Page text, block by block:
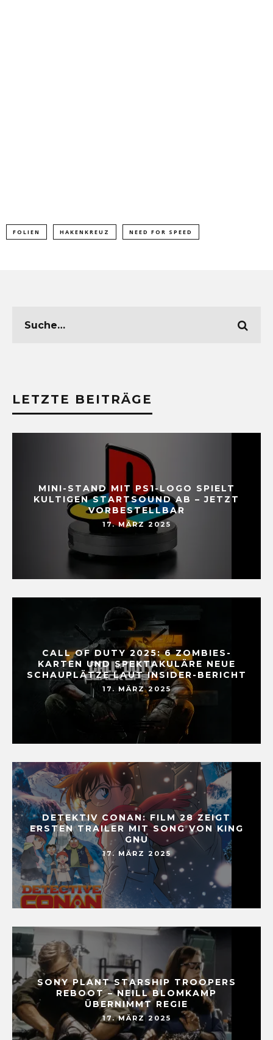
FOLIEN HAKENKREUZ NEED FOR SPEED
LETZTE BEITRÄGE
MINI-STAND MIT PS1-LOGO SPIELT
KULTIGEN STARTSOUND AB – JETZT
VORBESTELLBAR
17. MÄRZ 2025
CALL OF DUTY 2025: 6 ZOMBIES-
KARTEN UND SPEKTAKULÄRE NEUE
SCHAUPLÄTZE LAUT INSIDER-BERICHT
17. MÄRZ 2025
DETEKTIV CONAN: FILM 28 ZEIGT
ERSTEN TRAILER MIT SONG VON KING
GNU
17. MÄRZ 2025
SONY PLANT STARSHIP TROOPERS
REBOOT – NEILL BLOMKAMP
ÜBERNIMMT REGIE
17. MÄRZ 2025